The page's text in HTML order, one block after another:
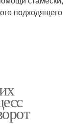
подходящего